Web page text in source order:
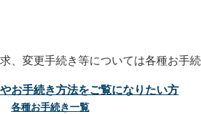
お手続き方法をご覧になりたい方
各種お手続き一覧